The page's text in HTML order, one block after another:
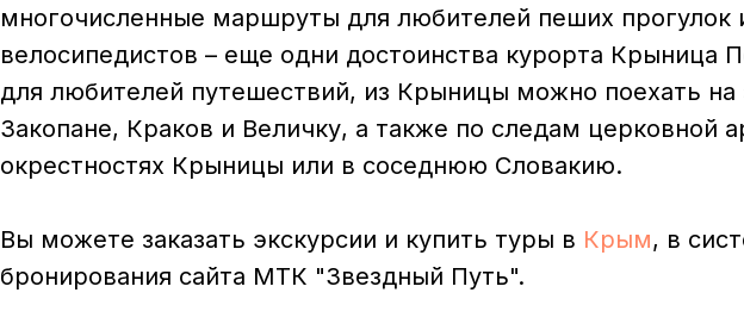
многочисленные маршруты для любителей пеших прогулок
велосипедистов – еще одни достоинства курорта Крыница
для любителей путешествий, из Крыницы можно поехать на
Закопане, Краков и Величку, а также по следам церковной
окрестностях Крыницы или в соседнюю Словакию.
Вы можете заказать экскурсии и купить туры в Крым, в
бронирования сайта МТК "Звездный Путь".